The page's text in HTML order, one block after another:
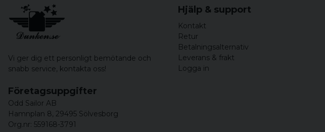
Vi ger dig ett personligt bemötande och
snabb service, kontakta oss!
Hjälp & support
Kontakt
Retur
Betalningsalternativ
Leverans & frakt
Logga in
Företagsuppgifter
Odd Sailor AB
Hamnplan 8, 29495 Sölvesborg
Org.nr: 559168-3791